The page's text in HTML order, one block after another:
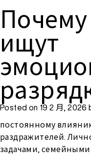
ищут
Posted on 19 2 月, 2026
Почему
ищут
Текущий реальность
таких
постоянному
раздражителей.
задачами,